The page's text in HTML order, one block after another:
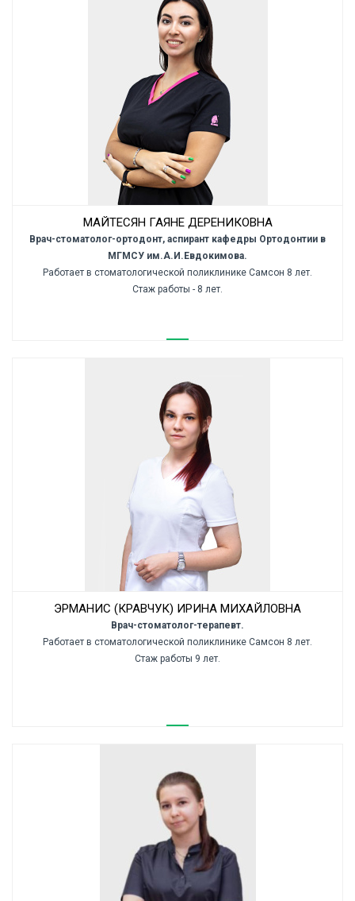
МАЙТЕСЯН ГАЯНЕ ДЕРЕНИКОВНА
Врач-стоматолог-ортодонт, аспирант кафедры Ортодонтии в
МГМСУ им.А.И.Евдокимова.
Работает в стоматологической поликлинике Самсон 8 лет.
Стаж работы - 8 лет.
ЭРМАНИС (КРАВЧУК) ИРИНА МИХАЙЛОВНА
Врач-стоматолог-терапевт.
Работает в стоматологической поликлинике Самсон 8 лет.
Стаж работы 9 лет.